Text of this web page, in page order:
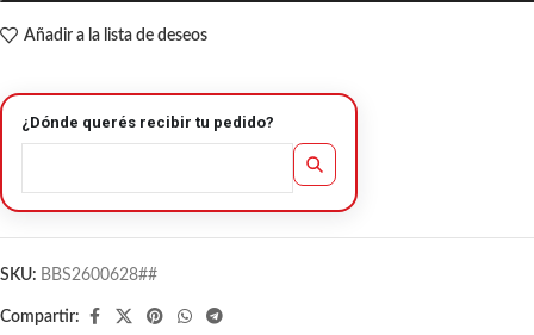
Añadir a la lista de deseos
¿Dónde querés recibir tu pedido?
SKU: BBS2600628##
Compartir: